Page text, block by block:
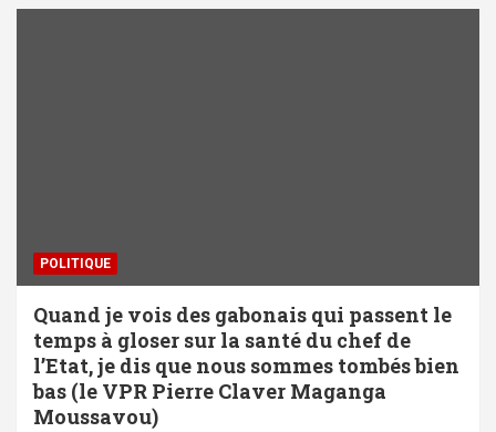
POLITIQUE
Quand je vois des gabonais qui passent le
temps à gloser sur la santé du chef de
l’Etat, je dis que nous sommes tombés bien
bas (le VPR Pierre Claver Maganga
Moussavou)